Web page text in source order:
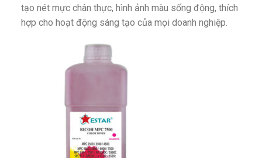
tạo nét mực chân thực, hình ảnh màu sống động, thích
hợp cho hoạt động sáng tạo của mọi doanh nghiệp.